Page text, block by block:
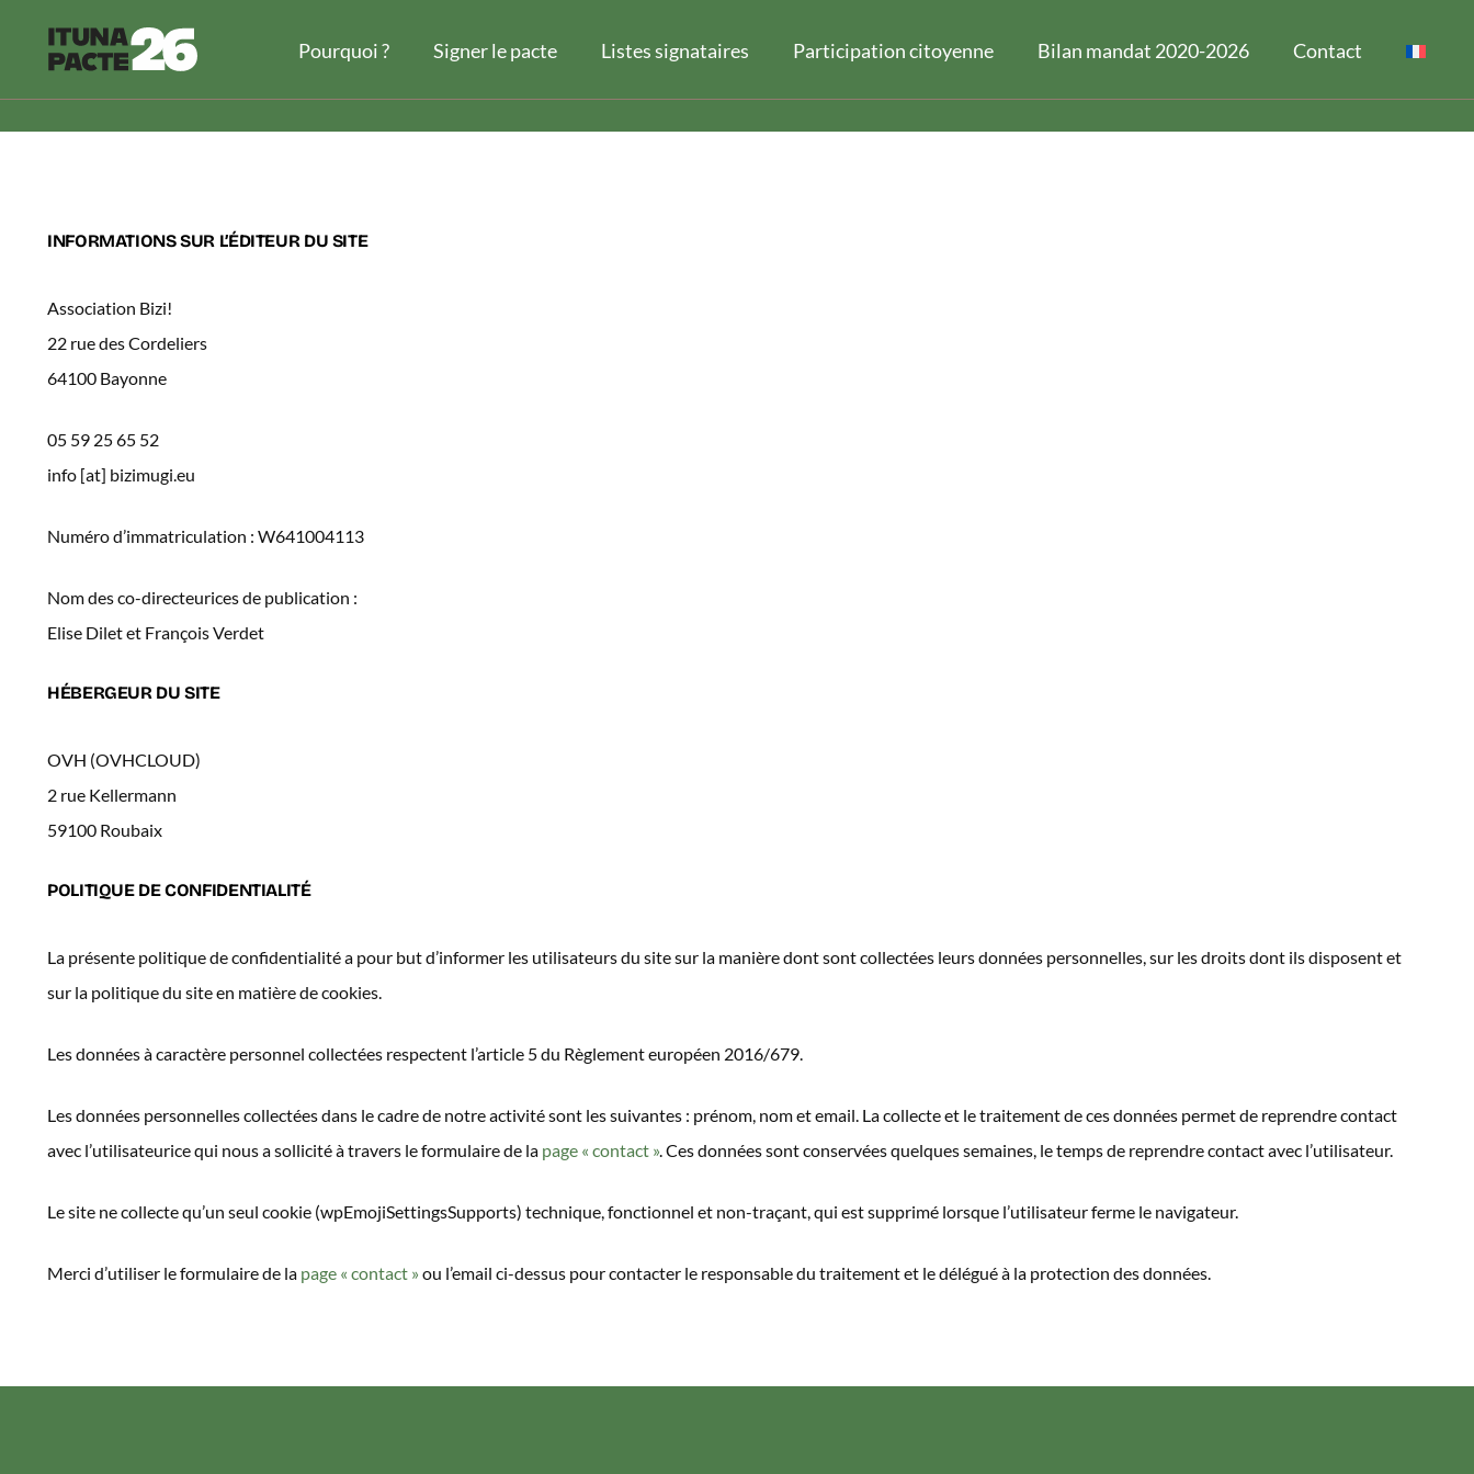
Pourquoi ? Signer le pacte Listes signataires Participation citoyenne Bilan mandat 2020-2026 Contact
INFORMATIONS SUR L’ÉDITEUR DU SITE
Association Bizi!
22 rue des Cordeliers
64100 Bayonne
05 59 25 65 52
info [at] bizimugi.eu
Numéro d’immatriculation : W641004113
Nom des co-directeurices de publication :
Elise Dilet et François Verdet
HÉBERGEUR DU SITE
OVH (OVHCLOUD)
2 rue Kellermann
59100 Roubaix
POLITIQUE DE CONFIDENTIALITÉ
La présente politique de confidentialité a pour but d’informer les utilisateurs du site sur la manière dont sont collectées leurs données personnelles, sur les droits dont ils disposent et
sur la politique du site en matière de cookies.
Les données à caractère personnel collectées respectent l’article 5 du Règlement européen 2016/679.
Les données personnelles collectées dans le cadre de notre activité sont les suivantes : prénom, nom et email. La collecte et le traitement de ces données permet de reprendre contact
avec l’utilisateurice qui nous a sollicité à travers le formulaire de la page « contact ». Ces données sont conservées quelques semaines, le temps de reprendre contact avec l’utilisateur.
Le site ne collecte qu’un seul cookie (wpEmojiSettingsSupports) technique, fonctionnel et non-traçant, qui est supprimé lorsque l’utilisateur ferme le navigateur.
Merci d’utiliser le formulaire de la page « contact » ou l’email ci-dessus pour contacter le responsable du traitement et le délégué à la protection des données.